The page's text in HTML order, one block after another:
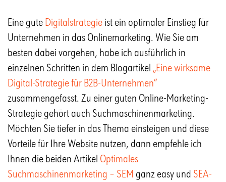
Eine gute Digitalstrategie ist ein optimaler Einstieg für
Unternehmen in das Onlinemarketing. Wie Sie am
besten dabei vorgehen, habe ich ausführlich in
einzelnen Schritten in dem Blogartikel „Eine wirksame
Digital-Strategie für B2B-Unternehmen“
zusammengefasst. Zu einer guten Online-Marketing-
Strategie gehört auch Suchmaschinenmarketing.
Möchten Sie tiefer in das Thema einsteigen und diese
Vorteile für Ihre Website nutzen, dann empfehle ich
Ihnen die beiden Artikel Optimales
Suchmaschinenmarketing – SEM ganz easy und SEA-